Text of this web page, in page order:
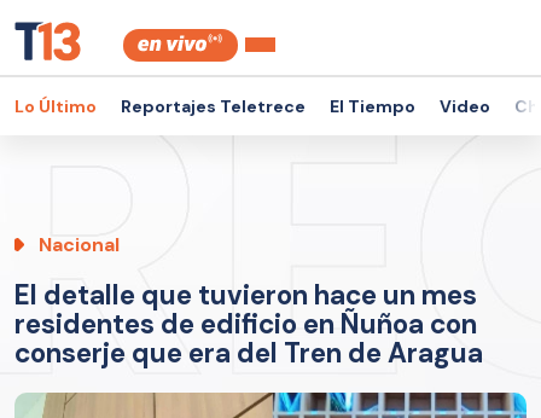
Lo Último Reportajes Teletrece El Tiempo Video
Nacional
El detalle que tuvieron hace un mes
residentes de edificio en Ñuñoa con
conserje que era del Tren de Aragua